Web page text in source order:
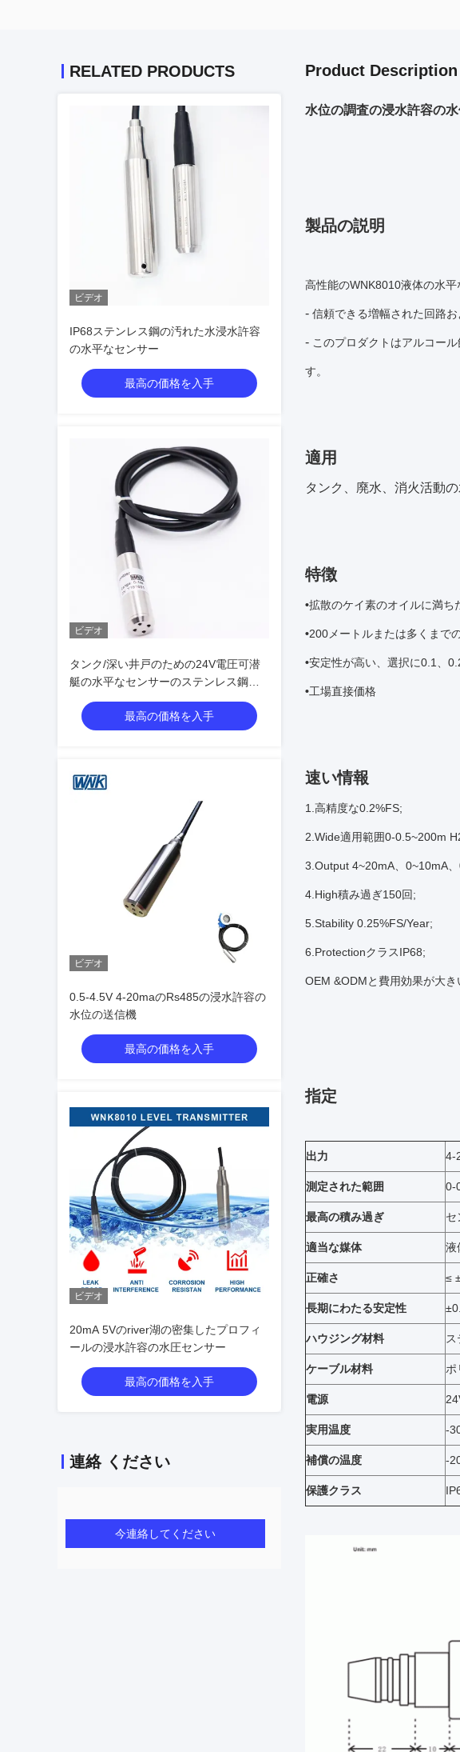
RELATED PRODUCTS
ビデオ
IP68ステンレス鋼の汚れた水浸水許容
の水平なセンサー
最高の価格を入手
ビデオ
タンク/深い井戸のための24V電圧可潜
艇の水平なセンサーのステンレス鋼ハ
ウジング材料
最高の価格を入手
ビデオ
0.5-4.5V 4-20maのRs485の浸水許容の
水位の送信機
最高の価格を入手
ビデオ
20mA 5Vのriver湖の密集したプロフィ
ールの浸水許容の水圧センサー
最高の価格を入手
連絡 ください
今連絡してください
Product Description
水位の調査の浸水許容の
製品の説明
高性能のWNK8010液体の水
- 信頼できる増幅された回路
- このプロダクトはアルコー
す。
適用
タンク、廃水、消火活動
特徴
•拡散のケイ素のオイルに満ち
•200メートルまたは多くまで
•安定性が高い、選択に0.1、
•工場直接価格
速い情報
1.高精度な0.2%FS;
2.Wide適用範囲0-0.5~200m
3.Output 4~20mA、0~10mA
4.High積み過ぎ150回;
5.Stability 0.25%FS/Year;
6.ProtectionクラスIP68;
OEM &ODMと費用効果が大き
指定
出力 4-
測定された範囲 0-
最高の積み過ぎ セ
適当な媒体 液
正確さ ≤
長期にわたる安定性
ハウジング材料
ケーブル材料 ポ
電源
実用温度 -
補償の温度 -
保護クラス